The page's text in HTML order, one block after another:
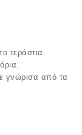
τεράστια.
γνώρισα από τα